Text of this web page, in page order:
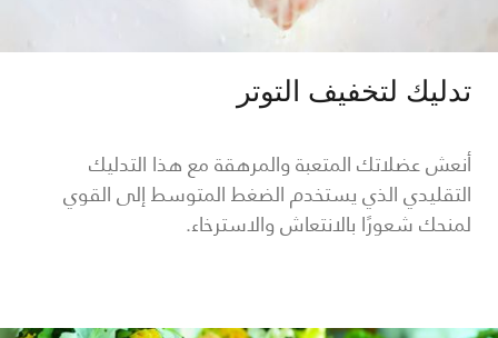
تدليك لتخفيف التوتر
أنعش عضلاتك المتعبة والمرهقة مع هذا التدليك
التقليدي الذي يستخدم الضغط المتوسط إلى القوي
لمنحك شعورًا بالانتعاش والاسترخاء.